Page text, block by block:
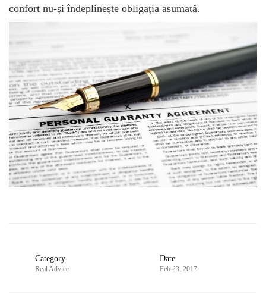
confort nu-și îndeplinește obligația asumată.
Category
Real Advice
Date
Feb 23, 2017